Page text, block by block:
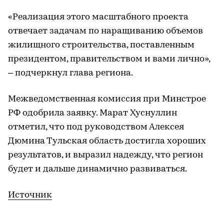
«Реализация этого масштабного проекта
отвечает задачам по наращиванию объемов
жилищного строительства, поставленным
президентом, правительством и вами лично»,
– подчеркнул глава региона.
Межведомственная комиссия при Минстрое
РФ одобрила заявку. Марат Хуснуллин
отметил, что под руководством Алексея
Дюмина Тульская область достигла хороших
результатов, и выразил надежду, что регион
будет и дальше динамично развиваться.
Источник